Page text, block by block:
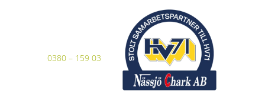
0380 – 159 03